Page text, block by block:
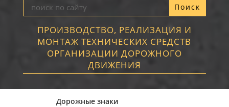
ПРОИЗВОДСТВО, РЕАЛИЗАЦИЯ И
МОНТАЖ ТЕХНИЧЕСКИХ СРЕДСТВ
ОРГАНИЗАЦИИ ДОРОЖНОГО
ДВИЖЕНИЯ
Дорожные знаки